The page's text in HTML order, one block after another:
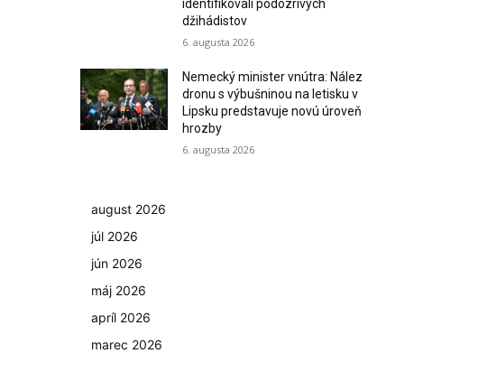
identifikovali podozrivých
džihádistov
6. augusta 2026
Nemecký minister vnútra: Nález
dronu s výbušninou na letisku v
Lipsku predstavuje novú úroveň
hrozby
6. augusta 2026
august 2026
júl 2026
jún 2026
máj 2026
apríl 2026
marec 2026